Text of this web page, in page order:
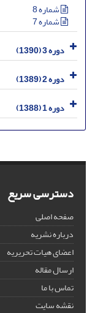
شماره 8
شماره 7
دوره 3 (1390)
دوره 2 (1389)
دوره 1 (1388)
دسترسی سریع
صفحه اصلی
درباره نشریه
اعضای هیات تحریریه
ارسال مقاله
تماس با ما
نقشه سایت